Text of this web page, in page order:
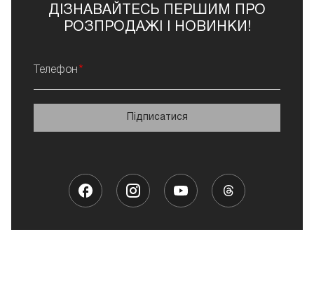
ДІЗНАВАЙТЕСЬ ПЕРШИМ ПРО
РОЗПРОДАЖІ І НОВИНКИ!
Телефон
Підписатися